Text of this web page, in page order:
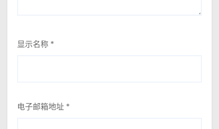
显示名称 *
电子邮箱地址 *